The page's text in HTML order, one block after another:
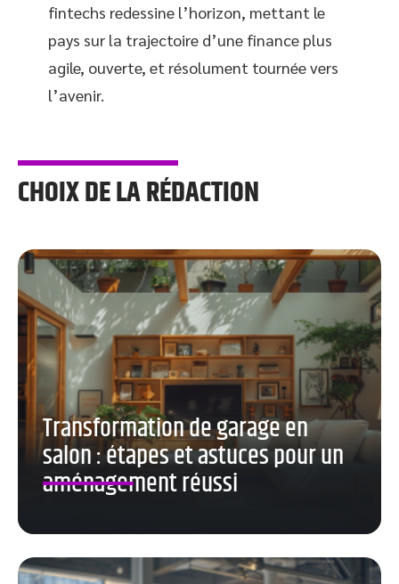
fintechs redessine l’horizon, mettant le
pays sur la trajectoire d’une finance plus
agile, ouverte, et résolument tournée vers
l’avenir.
CHOIX DE LA RÉDACTION
Transformation de garage en
salon : étapes et astuces pour un
aménagement réussi